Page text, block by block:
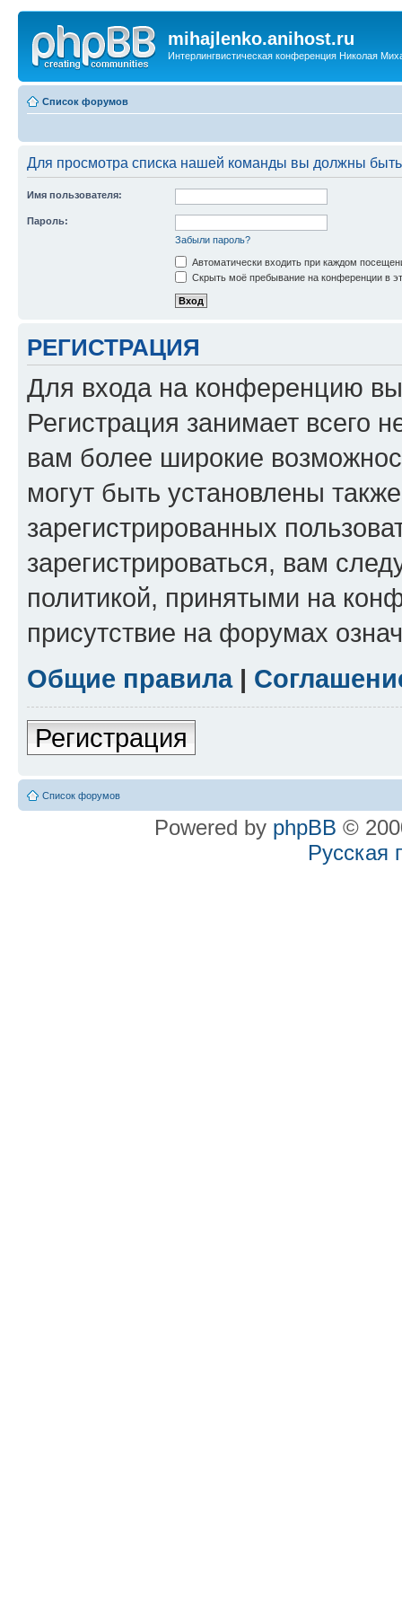
mihajlenko.anihost.ru
Интерлингвистическая конференция Николая
Список форумов
Для просмотра списка нашей команды вы должны
Имя пользователя:
Пароль:
Забыли пароль?
Автоматически входить при каждом
Скрыть моё пребывание на конференции в
РЕГИСТРАЦИЯ
Для входа на конференцию
Регистрация занимает всего
вам более широкие
могут быть установлены
зарегистрированных
зарегистрироваться, вам
политикой, принятыми на
присутствие на форумах
Общие правила|
Регистрация
Список форумов
Powered by phpBB ©
Русская